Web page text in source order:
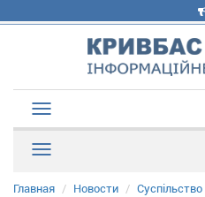
Главная Новости
Суспільство